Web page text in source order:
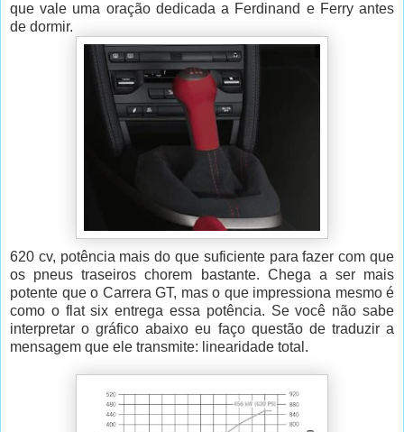
que vale uma oração dedicada a Ferdinand e Ferry antes
de dormir.
620 cv, potência mais do que suficiente para fazer com que
os pneus traseiros chorem bastante. Chega a ser mais
potente que o Carrera GT, mas o que impressiona mesmo é
como o flat six entrega essa potência. Se você não sabe
interpretar o gráfico abaixo eu faço questão de traduzir a
mensagem que ele transmite: linearidade total.